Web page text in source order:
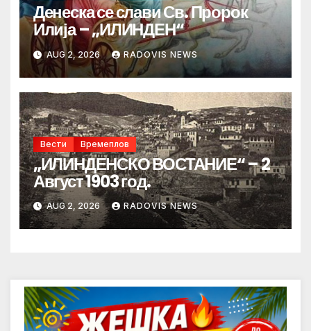
Денеска се слави Св. Пророк
Илија – „ИЛИНДЕН“
AUG 2, 2026 RADOVIS NEWS
Вести Времеплов
„ИЛИНДЕНСКО ВОСТАНИЕ“ – 2
Август 1903 год.
AUG 2, 2026 RADOVIS NEWS